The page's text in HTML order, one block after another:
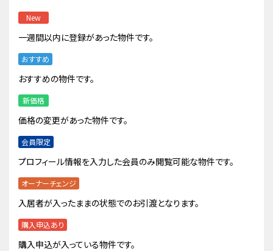
New
一週間以内に登録があった物件です。
おすすめ
おすすめの物件です。
新価格
価格の変更があった物件です。
会員限定
プロフィール情報を入力した会員のみ閲覧可能な物件です。
オーナーチェンジ
入居者が入ったままの状態でのお引渡となります。
購入申込あり
購入申込が入っている物件です。